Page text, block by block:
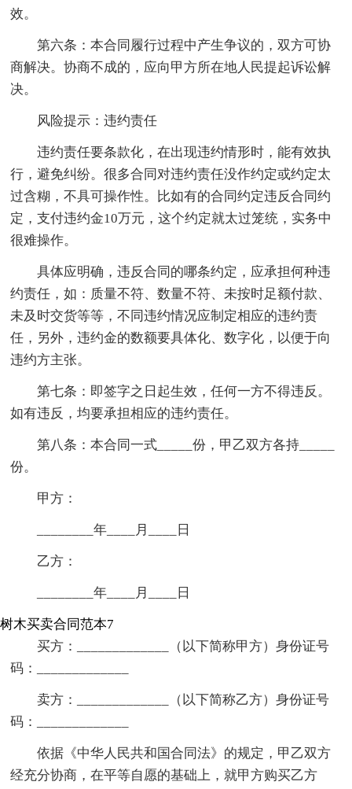
效。
第六条：本合同履行过程中产生争议的，双方可协
商解决。协商不成的，应向甲方所在地人民提起诉讼解
决。
风险提示：违约责任
违约责任要条款化，在出现违约情形时，能有效执
行，避免纠纷。很多合同对违约责任没作约定或约定太
过含糊，不具可操作性。比如有的合同约定违反合同约
定，支付违约金10万元，这个约定就太过笼统，实务中
很难操作。
具体应明确，违反合同的哪条约定，应承担何种违
约责任，如：质量不符、数量不符、未按时足额付款、
未及时交货等等，不同违约情况应制定相应的违约责
任，另外，违约金的数额要具体化、数字化，以便于向
违约方主张。
第七条：即签字之日起生效，任何一方不得违反。
如有违反，均要承担相应的违约责任。
第八条：本合同一式_____份，甲乙双方各持_____
份。
甲方：
________年____月____日
乙方：
________年____月____日
树木买卖合同范本7
买方：_____________（以下简称甲方）身份证号
码：_____________
卖方：_____________（以下简称乙方）身份证号
码：_____________
依据《中华人民共和国合同法》的规定，甲乙双方
经充分协商，在平等自愿的基础上，就甲方购买乙方